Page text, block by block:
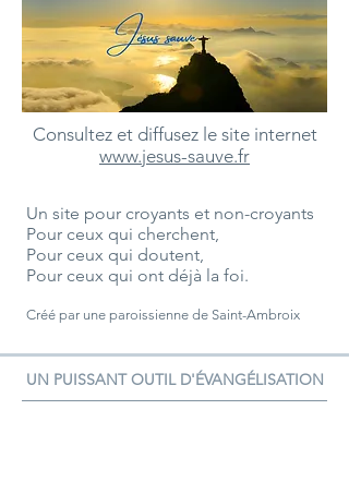
Consultez et diffusez le site internet
www.jesus-sauve.fr
Un site pour croyants et non-croyants
Pour ceux qui cherchent,
Pour ceux qui doutent,
Pour ceux qui ont déjà la foi.
Créé par une paroissienne de Saint-Ambroix
UN PUISSANT OUTIL D'ÉVANGÉLISATION